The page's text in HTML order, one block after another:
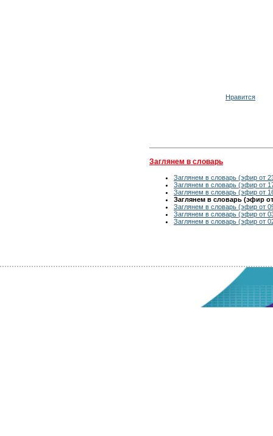
Нравится
Заглянем в словарь
Заглянем в словарь (эфир от
Заглянем в словарь (эфир от
Заглянем в словарь (эфир от
Заглянем в словарь (эфир от
Заглянем в словарь (эфир от
Заглянем в словарь (эфир от
Заглянем в словарь (эфир от